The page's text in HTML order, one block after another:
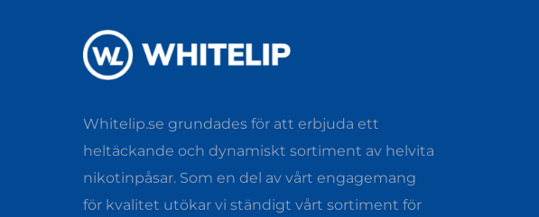
Whitelip.se grundades för att erbjuda ett
heltäckande och dynamiskt sortiment av helvita
nikotinpåsar. Som en del av vårt engagemang
för kvalitet utökar vi ständigt vårt sortiment för